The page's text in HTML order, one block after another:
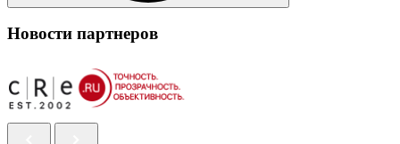
Новости партнеров